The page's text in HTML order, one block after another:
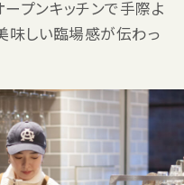
プンキッチンで手際よ
味しい臨場感が伝わっ